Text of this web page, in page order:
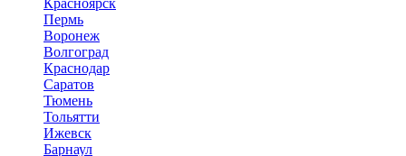
Красноярск
Пермь
Воронеж
Волгоград
Краснодар
Саратов
Тюмень
Тольятти
Ижевск
Барнаул